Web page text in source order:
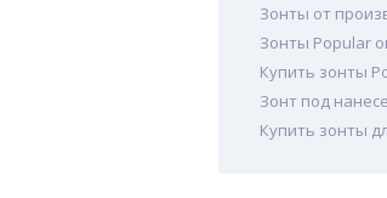
Зонты от
Зонты Popular
Купить зонты
Зонт под
Купить зонты